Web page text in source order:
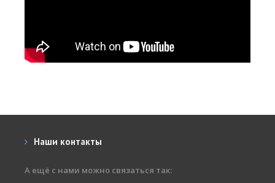
Наши контакты
А ещё с нами можно связаться так: